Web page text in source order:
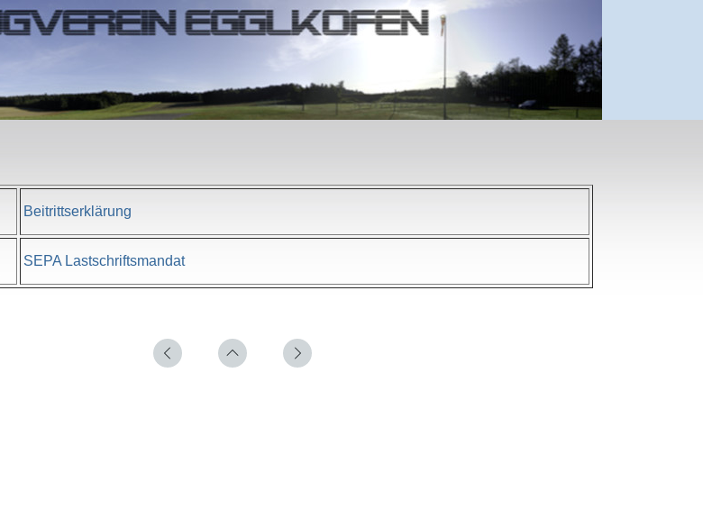
Beitrittserklärung
SEPA Lastschriftsmandat